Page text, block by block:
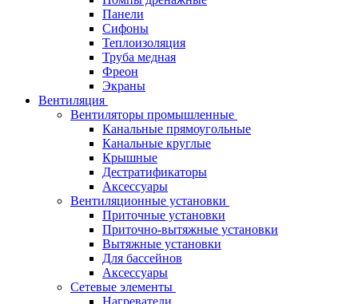
Панели
Сифоны
Теплоизоляция
Труба медная
Фреон
Экраны
Вентиляция
Вентиляторы промышленные
Канальные прямоугольные
Канальные круглые
Крышные
Дестратификаторы
Аксессуары
Вентиляционные установки
Приточные установки
Приточно-вытяжные установки
Вытяжные установки
Для бассейнов
Аксессуары
Сетевые элементы
Нагреватели